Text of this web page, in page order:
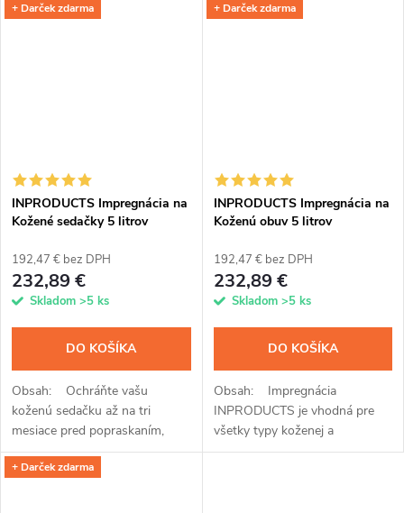
rovno troch unikátnych
jedinečnému spojeniu
+ Darček zdarma
INPRODUCTS Impregnácia na
Kožené sedačky 5 litrov
192,47 € bez DPH
232,89 €
Skladom >5 ks
DO KOŠÍKA
Obsah: Ochráňte vašu
koženú sedačku až na tri
mesiace pred popraskaním,
vlhkom a nečistotami
impregnáciou INPRODUCTS.
+ Darček zdarma
INPRODUCTS Impregnácia na
Koženú obuv 5 litrov
192,47 € bez DPH
232,89 €
Skladom >5 ks
DO KOŠÍKA
Obsah: Impregnácia
INPRODUCTS je vhodná pre
všetky typy koženej a
koženkovej obuvi a plní funkciu
+ Darček zdarma